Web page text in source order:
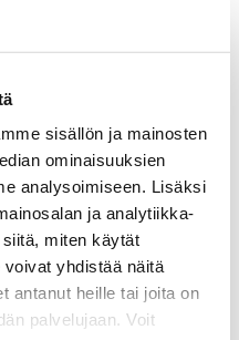
sisällön ja mainosten
ominaisuuksien
analysoimiseen. Lisäksi
ja analytiikka-
miten käytät
yhdistää näitä
antanut heille tai joita on
palvelujaan. Voit
vuosina haasteita.
Ulla-Maarit
ja korot